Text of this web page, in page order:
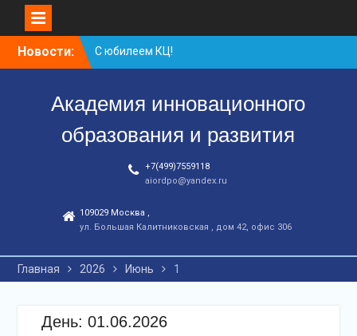
Новости:
С юбилеем КЦ!
Заседание рабочей
группа
Академия инновационного
образования и развития
+7(499)7559118
aiordpo@yandex.ru
109029 Москва ,
ул. Большая Калитниковская , дом 42, офис 306
Главная 2026 Июнь 1
День: 01.06.2026